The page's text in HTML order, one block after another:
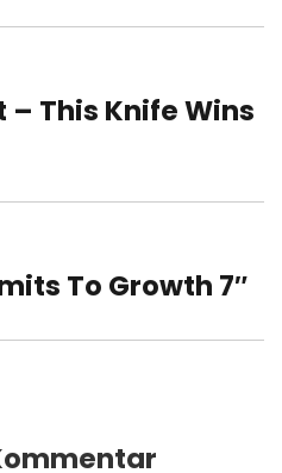
This Knife Wins
To Growth 7″